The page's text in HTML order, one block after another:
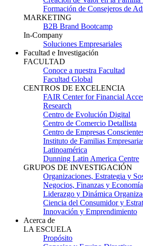
Formación de Consejeros de
MARKETING
B2B Brand Bootcamp
In-Company
Soluciones Empresariales
Facultad e Investigación
FACULTAD
Conoce a nuestra Facultad
Facultad Global
CENTROS DE EXCELENCIA
FAIR Center for Financial
Research
Centro de Evolución Digital
Centro de Comercio Detallista
Centro de Empresas
Instituto de Familias
Latinoamérica
Dunning Latin America Centre
GRUPOS DE INVESTIGACIÓN
Organizaciones, Estrategia y
Negocios, Finanzas y
Liderazgo y Dinámica
Ciencia del Consumidor y
Innovación y Emprendimiento
Acerca de
LA ESCUELA
Propósito